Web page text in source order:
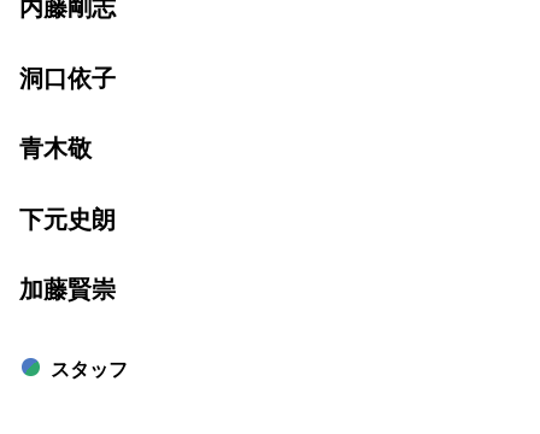
内藤剛志
洞口依子
青木敬
下元史朗
加藤賢崇
スタッフ